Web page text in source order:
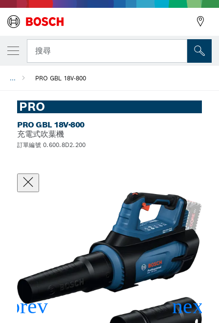
搜尋
... PRO GBL 18V-800
PRO
PRO GBL 18V-800
充電式吹葉機
訂單編號 0.600.8D2.200